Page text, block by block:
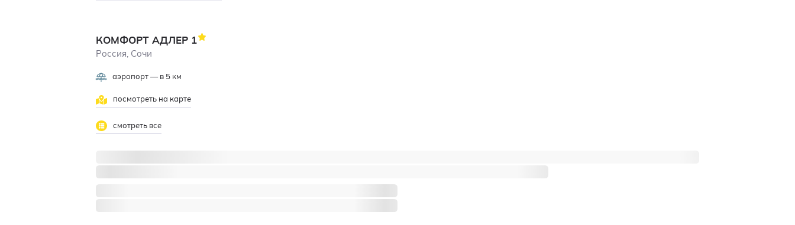
КОМФОРТ АДЛЕР 1
Россия, Сочи
аэропорт — в 5 км
посмотреть на карте
смотреть все